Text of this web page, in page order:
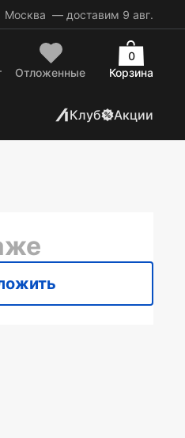
Москва — доставим 9 авг.
Отложенные Корзина
0
Клуб Акции